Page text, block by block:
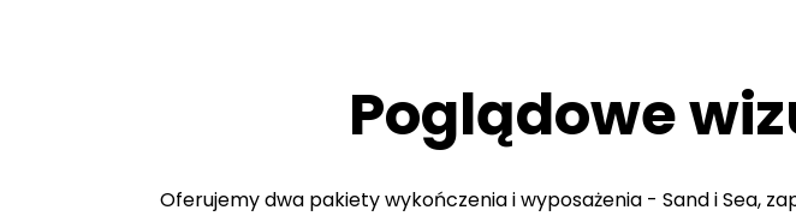
Poglądowe
Oferujemy dwa pakiety wykończenia i wyposażenia - Sand i Sea,